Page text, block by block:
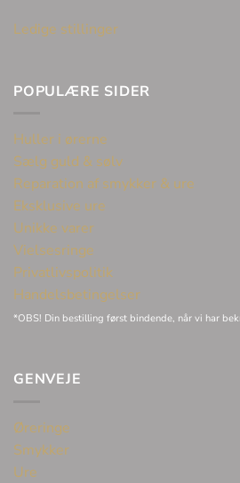
Ledige stillinger
POPULÆRE SIDER
Huller i ørerne
Sælg guld & sølv
Reparation af smykker & ure
Eksklusive ure
Unikke varer
Vielsesringe
Privatlivspolitik
Handelsbetingelser
*OBS! Din bestilling først bindende, når vi har
GENVEJE
Øreringe
Smykker
Ure